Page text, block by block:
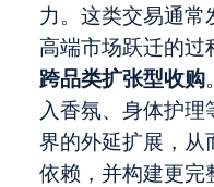
力。这类交易通常
高端市场跃迁的过
跨品类扩张型收购
入香氛、身体护理
界的外延扩展，从
依赖，并构建更完